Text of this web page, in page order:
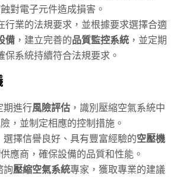
對電子元件造成損害。
行業的法規要求，並根據要求選擇合適
備 ，建立完善的品質監控系統 ，並定期
保系統持續符合法規要求。
期進行風險評估 ，識別壓縮空氣系統中
，並制定相應的控制措施。
選擇信譽良好、具有豐富經驗的空壓機
供應商，確保設備的品質和性能。
詢壓縮空氣系統專家，獲取專業的建議